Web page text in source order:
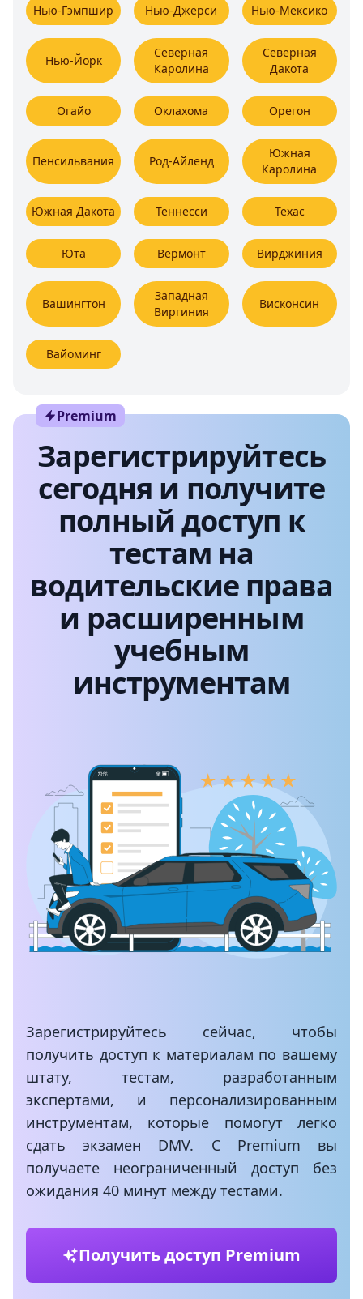
Нью-Гэмпшир Нью-Джерси Нью-Мексико
Нью-Йорк
Северная
Каролина
Северная
Дакота
Огайо Оклахома Орегон
Пенсильвания Род-Айленд
Южная
Каролина
Южная Дакота Теннесси Техас
Юта Вермонт Вирджиния
Вашингтон
Западная
Виргиния
Висконсин
Вайоминг
Premium
Зарегистрируйтесь
сегодня и получите
полный доступ к
тестам на
водительские права
и расширенным
учебным
инструментам
Зарегистрируйтесь сейчас, чтобы
получить доступ к материалам по вашему
штату, тестам, разработанным
экспертами, и персонализированным
инструментам, которые помогут легко
сдать экзамен DMV. С Premium вы
получаете неограниченный доступ без
ожидания 40 минут между тестами.
Получить доступ Premium